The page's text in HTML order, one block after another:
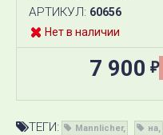
АРТИКУЛ: 60656
Нет в наличии
7 900 ₽
ТЕГИ: Mannlicher на